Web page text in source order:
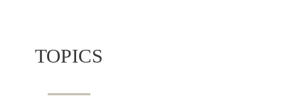
TOPICS